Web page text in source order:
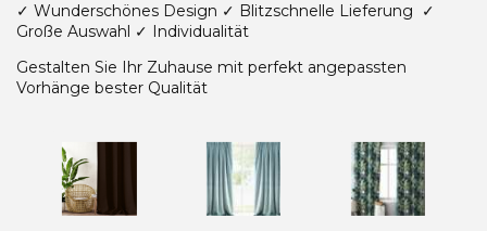
✓ Wunderschönes Design ✓ Blitzschnelle Lieferung ✓
Große Auswahl ✓ Individualität
Gestalten Sie Ihr Zuhause mit perfekt angepassten
Vorhänge bester Qualität